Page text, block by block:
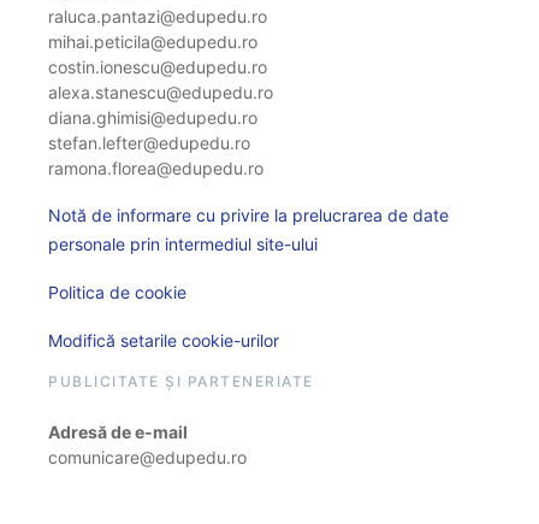
raluca.pantazi@edupedu.ro
mihai.peticila@edupedu.ro
costin.ionescu@edupedu.ro
alexa.stanescu@edupedu.ro
diana.ghimisi@edupedu.ro
stefan.lefter@edupedu.ro
ramona.florea@edupedu.ro
Notă de informare cu privire la prelucrarea de date
personale prin intermediul site-ului
Politica de cookie
Modifică setarile cookie-urilor
PUBLICITATE ȘI PARTENERIATE
Adresă de e-mail
comunicare@edupedu.ro